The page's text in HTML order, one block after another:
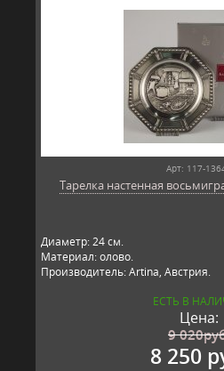
Арт: 117-
Тарелка настенная
Диаметр: 24 см.
Материал: олово.
Производитель: Artina, Австрия.
ЕСТЬ В
Цена:
9 020
8 250